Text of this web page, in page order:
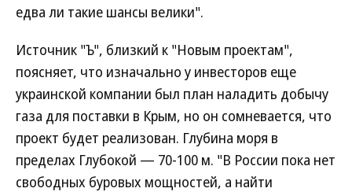
едва ли такие шансы велики".
Источник "Ъ", близкий к "Новым проектам",
поясняет, что изначально у инвесторов еще
украинской компании был план наладить добычу
газа для поставки в Крым, но он сомневается, что
проект будет реализован. Глубина моря в
пределах Глубокой — 70-100 м. "В России пока нет
свободных буровых мощностей, а найти